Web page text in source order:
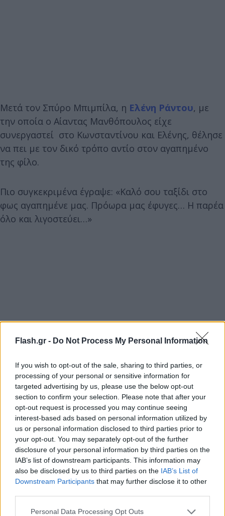
Flash.gr - Do Not Process My Personal Information
If you wish to opt-out of the sale, sharing to third parties, or
processing of your personal or sensitive information for
targeted advertising by us, please use the below opt-out
section to confirm your selection. Please note that after your
opt-out request is processed you may continue seeing
interest-based ads based on personal information utilized by
us or personal information disclosed to third parties prior to
your opt-out. You may separately opt-out of the further
disclosure of your personal information by third parties on the
IAB’s list of downstream participants. This information may
also be disclosed by us to third parties on the IAB’s List of
Downstream Participants that may further disclose it to other
Please note that this website/app uses one or more Google
Personal Data Processing Opt Outs
Μετά τον Σπύρο Μπιμπίλα, η Ελένη Ράντου, με
την οποία ο Αίαντας Μανθόπουλος είχε
συνεργαστεί στο Κωνσταντίνου και Ελένης, θέλησε
να πει με τον δικό τρόπο αντίο στον αγαπημένο
της φίλο.
Πιο συγκεκριμένα έγραψε: «Καλό σου ταξίδι στο
φως αγαπημένε μας. Πρόωρα μας έφυγες… Η παρέα
όλο και λιγοστεύει…»